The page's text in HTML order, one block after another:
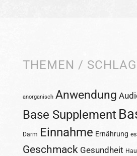
THEMEN /
anorganisch Anwendung
Base Supplement
Darm Einnahme Ernährung
Geschmack Gesundheit